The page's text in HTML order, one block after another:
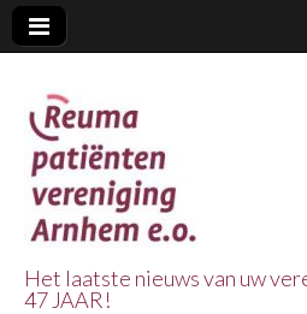
Het laatste nieuws van uw
47 JAAR!